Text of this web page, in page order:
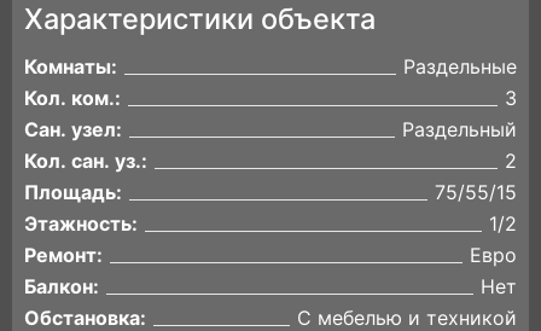
Характеристики объекта
Комнаты:
Раздельные
Кол. ком.:
3
Сан. узел:
Раздельный
Кол. сан. уз.:
2
Площадь:
75/55/15
Этажность:
1/2
Ремонт:
Евро
Балкон:
Нет
Обстановка:
С мебелью и техникой